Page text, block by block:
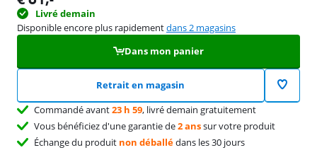
Livré demain
Disponible encore plus rapidementdans 2 magasins
Dans mon panier
Retrait en magasin
Commandé avant23 h 59, livré demain gratuitement
Vous bénéficiez d'une garantie de2 anssur votre produit
Échange du produit non déballédans les 30 jours